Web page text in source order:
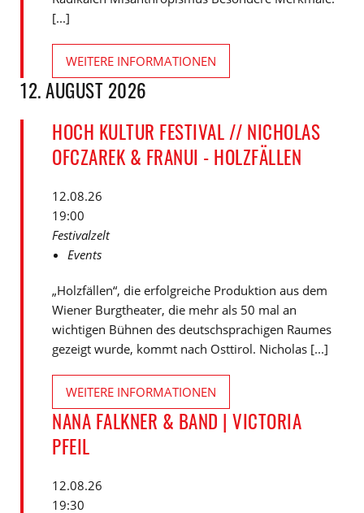
[...]
WEITERE INFORMATIONEN
12. AUGUST 2026
HOCH KULTUR FESTIVAL // NICHOLAS
OFCZAREK & FRANUI - HOLZFÄLLEN
12.08.26
19:00
Festivalzelt
Events
„Holzfällen“, die erfolgreiche Produktion aus dem
Wiener Burgtheater, die mehr als 50 mal an
wichtigen Bühnen des deutschsprachigen Raumes
gezeigt wurde, kommt nach Osttirol. Nicholas [...]
WEITERE INFORMATIONEN
NANA FALKNER & BAND | VICTORIA
PFEIL
12.08.26
19:30